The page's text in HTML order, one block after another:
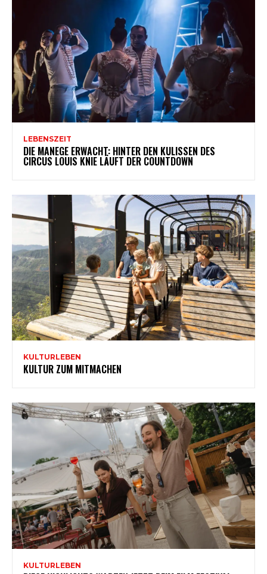
LEBENSZEIT
DIE MANEGE ERWACHT: HINTER DEN KULISSEN DES
CIRCUS LOUIS KNIE LÄUFT DER COUNTDOWN
KULTURLEBEN
KULTUR ZUM MITMACHEN
KULTURLEBEN